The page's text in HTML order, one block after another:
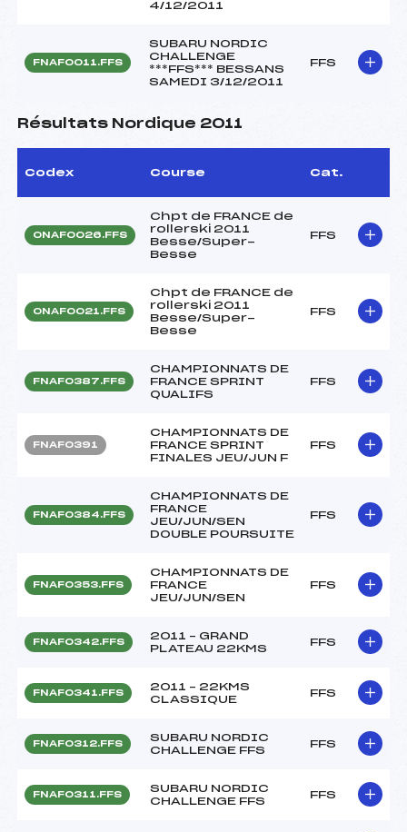
4/12/2011
FNAF0011.FFS
SUBARU NORDIC
CHALLENGE
***FFS*** BESSANS
SAMEDI 3/12/2011
FFS
Résultats Nordique 2011
Codex Course Cat.
ONAF0026.FFS
Chpt de FRANCE de
rollerski 2011
Besse/Super-
Besse
FFS
ONAF0021.FFS
Chpt de FRANCE de
rollerski 2011
Besse/Super-
Besse
FFS
FNAF0387.FFS
CHAMPIONNATS DE
FRANCE SPRINT
QUALIFS
FFS
FNAF0391
CHAMPIONNATS DE
FRANCE SPRINT
FINALES JEU/JUN F
FFS
FNAF0384.FFS
CHAMPIONNATS DE
FRANCE
JEU/JUN/SEN
DOUBLE POURSUITE
FFS
FNAF0353.FFS
CHAMPIONNATS DE
FRANCE
JEU/JUN/SEN
FFS
FNAF0342.FFS
2011 – GRAND
PLATEAU 22KMS
FFS
FNAF0341.FFS
2011 – 22KMS
CLASSIQUE
FFS
FNAF0312.FFS
SUBARU NORDIC
CHALLENGE FFS
FFS
FNAF0311.FFS
SUBARU NORDIC
CHALLENGE FFS
FFS